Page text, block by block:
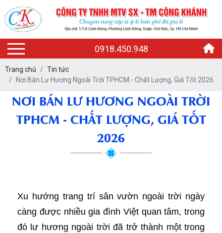
0918.450.948
Trang chủ
Tin tức
Nơi Bán Lư Hương Ngoài Trời TPHCM - Chất Lượng, Giá Tốt 2026
NƠI BÁN LƯ HƯƠNG NGOÀI TRỜI
TPHCM - CHẤT LƯỢNG, GIÁ TỐT
2026
Xu hướng trang trí sân vườn ngoài trời ngày
càng được nhiều gia đình Việt quan tâm, trong
đó lư hương ngoài trời đã trở thành một trong